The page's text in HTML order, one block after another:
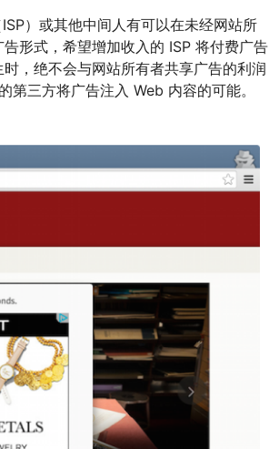
）或其他中间人有可以在未经网站所
形式，希望增加收入的 ISP 将付费广告
，绝不会与网站所有者共享广告的利润
三方将广告注入 Web 内容的可能。